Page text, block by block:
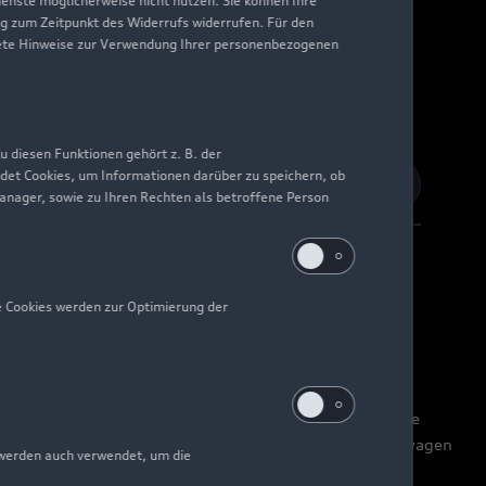
zum Zeitpunkt des Widerrufs widerrufen. Für den
Hinweise zur Verwendung Ihrer personenbezogenen
diesen Funktionen gehört z. B. der
Cookies, um Informationen darüber zu speichern, ob
sowie zu Ihren Rechten als betroffene Person
werden zur Optimierung der
auch verwendet, um die
„Volkswagen Financial Services“ verschiedene
GmbH), Versicherungsleistungen (durch Volkswagen
werden Versicherungsprodukte anderer Anbieter